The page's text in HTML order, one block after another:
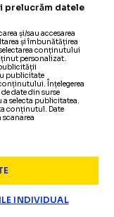
28.12.2025
Răspunsul
a fost întrebat
22.12.2025
victorie în derby
lui
Turcia:
08.12.2025
după
de 7
lui
Lucescu
prelucrăm datele
și/sau accesarea
și îmbunătățirea
conținutului
personalizat.
publicitate
Înțelegerea
date din surse
a selecta publicitatea.
conținutul. Date
scanarea
INDIVIDUAL